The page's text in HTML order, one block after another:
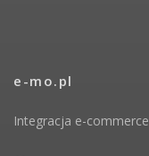
e-mo.pl
Integracja e-commerce